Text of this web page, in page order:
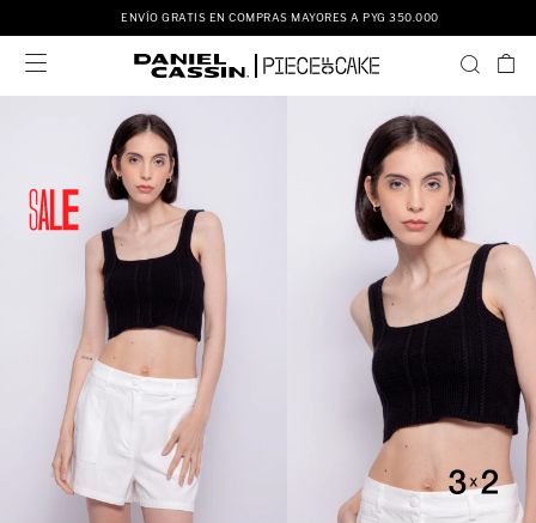
ENVÍO GRATIS EN COMPRAS MAYORES A PYG 350.000
